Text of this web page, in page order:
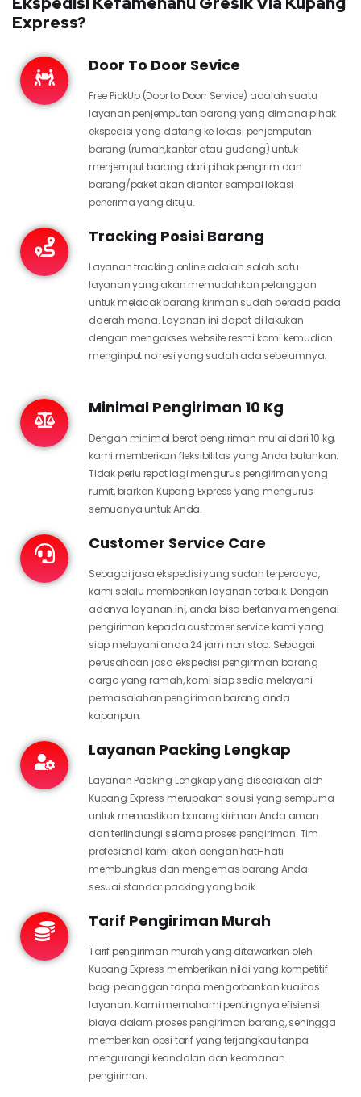
Express?
Door To Door Sevice
Free PickUp (Door to Doorr Service) adalah suatu
layanan penjemputan barang yang dimana pihak
ekspedisi yang datang ke lokasi penjemputan
barang (rumah,kantor atau gudang) untuk
menjemput barang dari pihak pengirim dan
barang/paket akan diantar sampai lokasi
penerima yang dituju.
Tracking Posisi Barang
Layanan tracking online adalah salah satu
layanan yang akan memudahkan pelanggan
untuk melacak barang kiriman sudah berada pada
daerah mana. Layanan ini dapat di lakukan
dengan mengakses website resmi kami kemudian
menginput no resi yang sudah ada sebelumnya.
Minimal Pengiriman 10 Kg
Dengan minimal berat pengiriman mulai dari 10 kg,
kami memberikan fleksibilitas yang Anda butuhkan.
Tidak perlu repot lagi mengurus pengiriman yang
rumit, biarkan Kupang Express yang mengurus
semuanya untuk Anda.
Customer Service Care
Sebagai jasa ekspedisi yang sudah terpercaya,
kami selalu memberikan layanan terbaik. Dengan
adanya layanan ini, anda bisa bertanya mengenai
pengiriman kepada customer service kami yang
siap melayani anda 24 jam non stop. Sebagai
perusahaan jasa ekspedisi pengiriman barang
cargo yang ramah, kami siap sedia melayani
permasalahan pengiriman barang anda
kapanpun.
Layanan Packing Lengkap
Layanan Packing Lengkap yang disediakan oleh
Kupang Express merupakan solusi yang sempurna
untuk memastikan barang kiriman Anda aman
dan terlindungi selama proses pengiriman. Tim
profesional kami akan dengan hati-hati
membungkus dan mengemas barang Anda
sesuai standar packing yang baik.
Tarif Pengiriman Murah
Tarif pengiriman murah yang ditawarkan oleh
Kupang Express memberikan nilai yang kompetitif
bagi pelanggan tanpa mengorbankan kualitas
layanan. Kami memahami pentingnya efisiensi
biaya dalam proses pengiriman barang, sehingga
memberikan opsi tarif yang terjangkau tanpa
mengurangi keandalan dan keamanan
pengiriman.